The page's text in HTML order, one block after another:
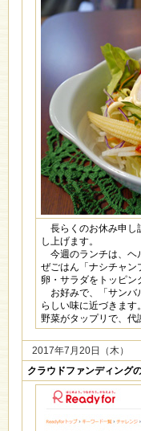
長らくのお休み申し
し上げます。
今週のランチは、ヘ
ぜごはん「ナシチャン
卵・サラダをトッピン
お好みで、「サンバ
らしい味に近づきます。
野菜がタップリで、代
2017年7月20日（木）
クラウドファンディング